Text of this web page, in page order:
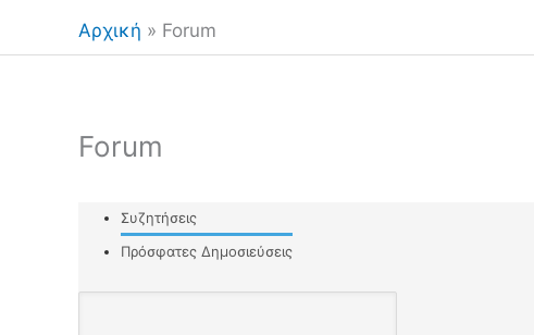
Αρχική » Forum
Forum
Συζητήσεις
Πρόσφατες Δημοσιεύσεις